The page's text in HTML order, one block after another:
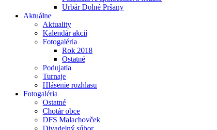
Urbár Dolné Pršany
Aktuálne
Aktuality
Kalendár akcií
Fotogaléria
Rok 2018
Ostatné
Podujatia
Turnaje
Hlásenie rozhlasu
Fotogaléria
Ostatné
Chotár obce
DFS Malachovček
Divadelný súbor